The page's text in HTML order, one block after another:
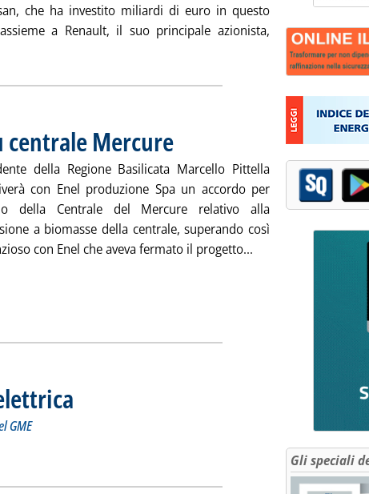
che ha investito miliardi di euro in questo
a Renault, il suo principale azionista,
tutta la notizia: 'Nissan con Mitsubishi Motors per vettura
centrale Mercure . Pubblicata martedì 05 agosto 2014 alle 15.37.
della Regione Basilicata Marcello Pittella
con Enel produzione Spa un accordo per
della Centrale del Mercure relativo alla
a biomasse della centrale, superando così
con Enel che aveva fermato il progetto... Leggi tutta la
GME
elettrica'
Gli speciali